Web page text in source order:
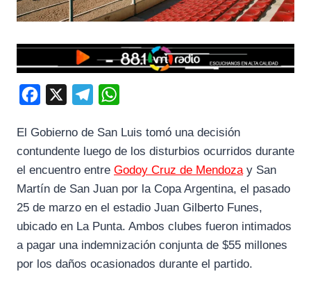
c
e
b
k
l
e
g
a
m
a
t
s
A
p
El Gobierno de San Luis tomó una decisión
contundente luego de los disturbios ocurridos durante
el encuentro entre Godoy Cruz de Mendoza y San
Martín de San Juan por la Copa Argentina, el pasado
25 de marzo en el estadio Juan Gilberto Funes,
ubicado en La Punta. Ambos clubes fueron intimados
a pagar una indemnización conjunta de $55 millones
por los daños ocasionados durante el partido.